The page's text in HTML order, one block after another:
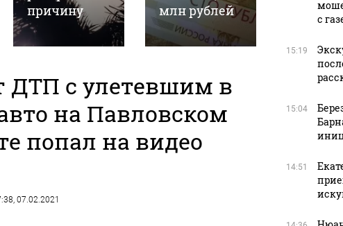
причину
млн рублей
часах
ДТП с улетевшим в
на Павловском
попал на видео
07.02.2021
с
15:19
15:04
14:51